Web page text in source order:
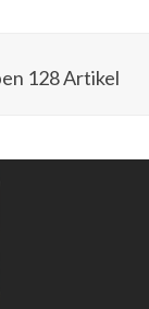
128 Artikel